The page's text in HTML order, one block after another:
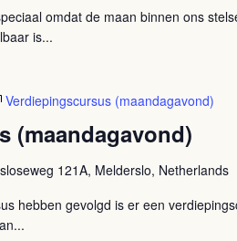
omdat de maan binnen ons
is...
(maandagavond)
Verdiepingscursus (maandagavond)
121A, Melderslo, Netherlands
hebben gevolgd is er een